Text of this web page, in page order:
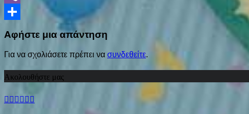
Viber
Αφήστε μια απάντηση
Για να σχολιάσετε πρέπει να συνδεθείτε.
Ακολουθήστε μας